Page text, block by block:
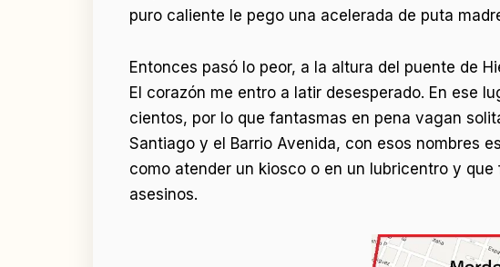
puro caliente le pego una acelerada de puta
Entonces pasó lo peor, a la altura del puente de
El corazón me entro a latir desesperado. En ese
cientos, por lo que fantasmas en pena vagan
Santiago y el Barrio Avenida, con esos nombres
como atender un kiosco o en un lubricentro y
asesinos.